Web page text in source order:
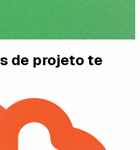
dos fabricantes. Será
caminho rumo à
de projeto te